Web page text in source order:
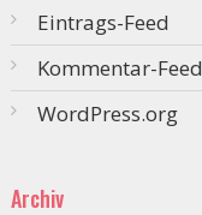
Eintrags-Feed
Kommentar-Feed
WordPress.org
Archiv